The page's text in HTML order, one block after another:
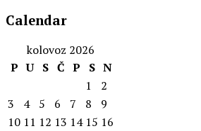
Calendar
kolovoz 2026
P U S Č P S N
1
2
3
4 5 6 7 8
9
10 11 12 13 14 15 16